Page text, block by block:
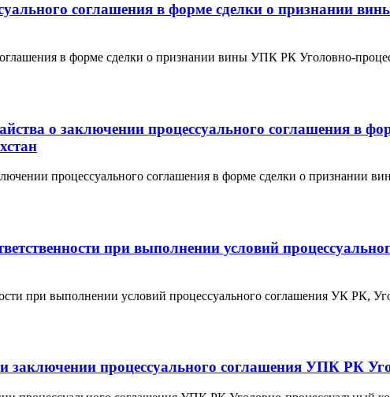
соглашения в форме сделки о признании
в форме сделки о признании вины УПК РК Уголовно-
о заключении процессуального соглашения в
процессуального соглашения в форме сделки о признании
при выполнении условий
при выполнении условий процессуального соглашения УК РК,
заключении процессуального соглашения УПК РК